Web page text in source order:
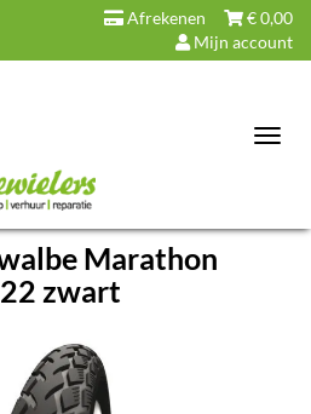
€0,00
Afrekenen
Mijn account
Marathon
zwart